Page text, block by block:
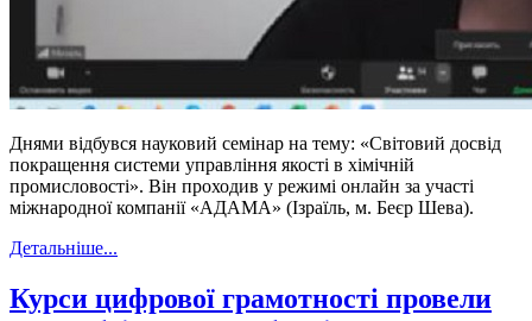
Днями відбувся науковий семінар на тему: «Світовий досвід
покращення системи управління якості в хімічній
промисловості». Він проходив у режимі онлайн за участі
міжнародної компанії «АДАМА» (Ізраїль, м. Беєр Шева).
Детальніше...
Курси цифрової грамотності провели